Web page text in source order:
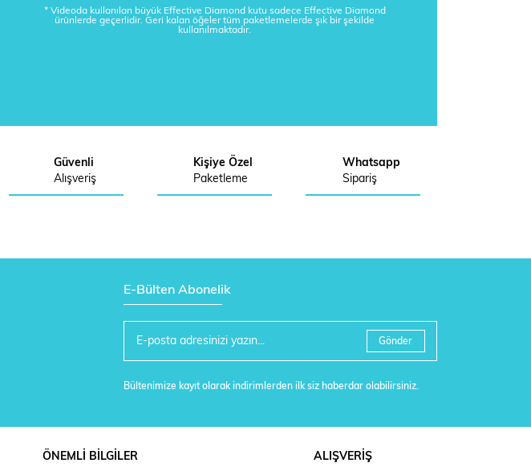
* Videoda kullanılan büyük Effective Diamond kutu sadece Effective Diamond
ürünlerde geçerlidir. Geri kalan öğeler tüm paketlemelerde şık bir şekilde
kullanılmaktadır.
Güvenli
Alışveriş
Kişiye Özel
Paketleme
Whatsapp
Sipariş
E-Bülten Abonelik
Gönder
Bültenimize kayıt olarak indirimlerden ilk siz haberdar olabilirsiniz.
ÖNEMLİ BİLGİLER ALIŞVERİŞ